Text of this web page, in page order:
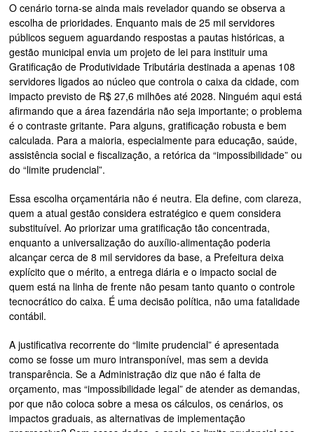
O cenário torna-se ainda mais revelador quando se observa a
escolha de prioridades. Enquanto mais de 25 mil servidores
públicos seguem aguardando respostas a pautas históricas, a
gestão municipal envia um projeto de lei para instituir uma
Gratificação de Produtividade Tributária destinada a apenas 108
servidores ligados ao núcleo que controla o caixa da cidade, com
impacto previsto de R$ 27,6 milhões até 2028. Ninguém aqui está
afirmando que a área fazendária não seja importante; o problema
é o contraste gritante. Para alguns, gratificação robusta e bem
calculada. Para a maioria, especialmente para educação, saúde,
assistência social e fiscalização, a retórica da “impossibilidade” ou
do “limite prudencial”.
Essa escolha orçamentária não é neutra. Ela define, com clareza,
quem a atual gestão considera estratégico e quem considera
substituível. Ao priorizar uma gratificação tão concentrada,
enquanto a universalização do auxílio-alimentação poderia
alcançar cerca de 8 mil servidores da base, a Prefeitura deixa
explícito que o mérito, a entrega diária e o impacto social de
quem está na linha de frente não pesam tanto quanto o controle
tecnocrático do caixa. É uma decisão política, não uma fatalidade
contábil.
A justificativa recorrente do “limite prudencial” é apresentada
como se fosse um muro intransponível, mas sem a devida
transparência. Se a Administração diz que não é falta de
orçamento, mas “impossibilidade legal” de atender as demandas,
por que não coloca sobre a mesa os cálculos, os cenários, os
impactos graduais, as alternativas de implementação